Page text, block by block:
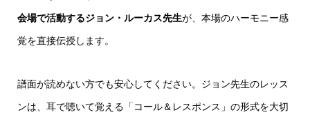
会場で活動するジョン・ルーカス先生が、本場のハーモニー感
覚を直接伝授します。
譜面が読めない方でも安心してください。ジョン先生のレッス
ンは、耳で聴いて覚える「コール＆レスポンス」の形式を大切